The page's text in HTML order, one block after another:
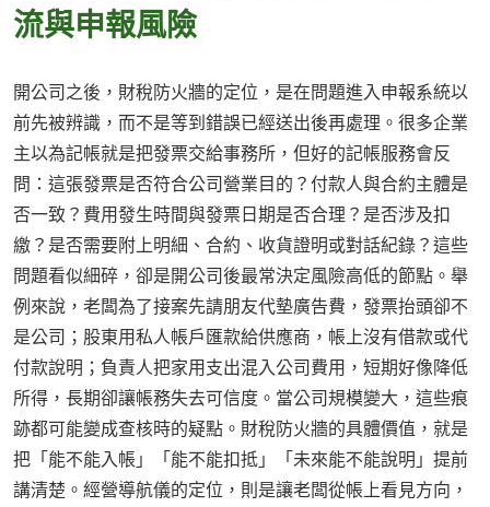
流與申報風險
開公司之後，財稅防火牆的定位，是在問題進入申報系統以
前先被辨識，而不是等到錯誤已經送出後再處理。很多企業
主以為記帳就是把發票交給事務所，但好的記帳服務會反
問：這張發票是否符合公司營業目的？付款人與合約主體是
否一致？費用發生時間與發票日期是否合理？是否涉及扣
繳？是否需要附上明細、合約、收貨證明或對話紀錄？這些
問題看似細碎，卻是開公司後最常決定風險高低的節點。舉
例來說，老闆為了接案先請朋友代墊廣告費，發票抬頭卻不
是公司；股東用私人帳戶匯款給供應商，帳上沒有借款或代
付款說明；負責人把家用支出混入公司費用，短期好像降低
所得，長期卻讓帳務失去可信度。當公司規模變大，這些痕
跡都可能變成查核時的疑點。財稅防火牆的具體價值，就是
把「能不能入帳」「能不能扣抵」「未來能不能說明」提前
講清楚。經營導航儀的定位，則是讓老闆從帳上看見方向，